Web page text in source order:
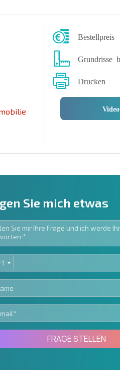
Bestellpreis
Grundrisse
Drucken
| Durch Anklicken des
zu.
Eine Nachricht schicken
Sie mich etwas
FRAGE STELLEN